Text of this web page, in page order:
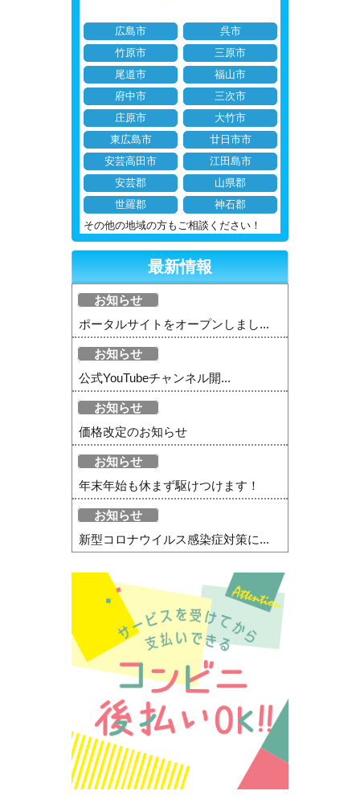
広島市
呉市
竹原市
三原市
尾道市
福山市
府中市
三次市
庄原市
大竹市
東広島市
廿日市市
安芸高田市
江田島市
安芸郡
山県郡
世羅郡
神石郡
その他の地域の方もご相談ください！
最新情報
お知らせ
ポータルサイトをオープンしまし...
お知らせ
公式YouTubeチャンネル開...
お知らせ
価格改定のお知らせ
お知らせ
年末年始も休まず駆けつけます！
お知らせ
新型コロナウイルス感染症対策に...